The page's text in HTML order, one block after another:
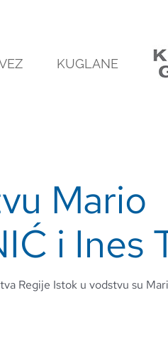
KUGLANE
Mario
i Ines
Regije Istok u vodstvu su